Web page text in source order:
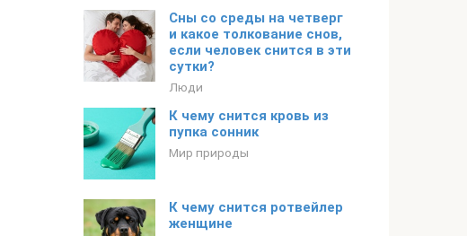
Сны со среды на четверг
и какое толкование снов,
если человек снится в эти
сутки?
Люди
К чему снится кровь из
пупка сонник
Мир природы
К чему снится ротвейлер
женщине